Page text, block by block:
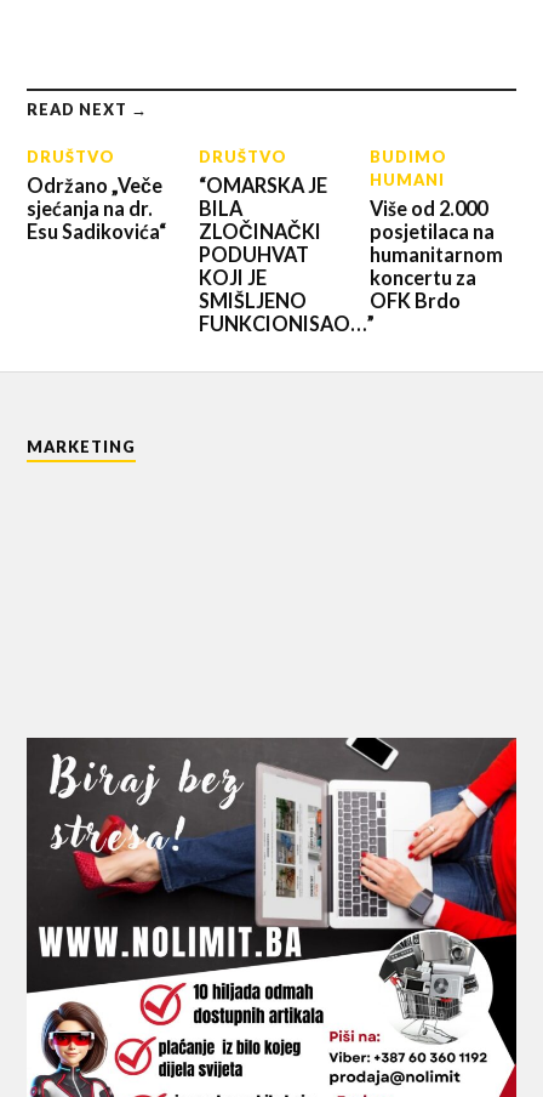
READ NEXT →
DRUŠTVO
Održano „Veče
sjećanja na dr.
Esu Sadikovića“
DRUŠTVO
“OMARSKA JE
BILA
ZLOČINAČKI
PODUHVAT
KOJI JE
SMIŠLJENO
FUNKCIONISAO…”
BUDIMO
HUMANI
Više od 2.000
posjetilaca na
humanitarnom
koncertu za
OFK Brdo
MARKETING